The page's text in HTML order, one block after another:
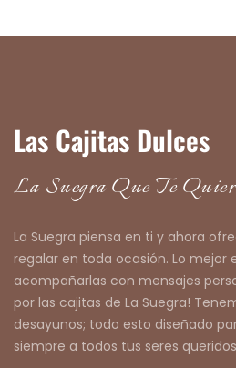
Las Cajitas Dulces
La Suegra Que Te
La Suegra piensa en ti y ahora
regalar en toda ocasión. Lo mejor
acompañarlas con mensajes
por las cajitas de La Suegra!
desayunos; todo esto diseñado
siempre a todos tus seres